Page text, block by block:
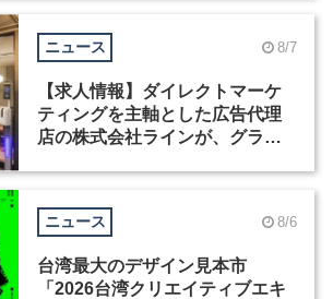
ニュース 8/7
【求人情報】ダイレクトマーケ
ティングを主軸とした広告代理
店の株式会社ラインが、グラフ
ニュース 8/6
台湾最大のデザイン見本市
「2026台湾クリエイティブエキ